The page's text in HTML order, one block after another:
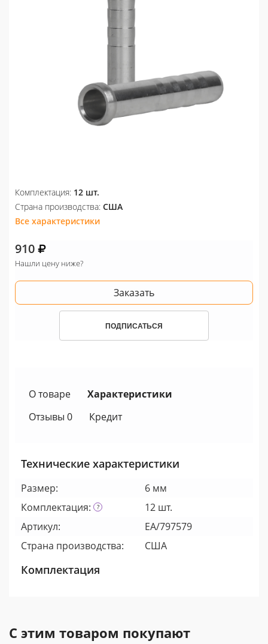
Комплектация: 12 шт.
Страна производства: США
Все характеристики
910
Нашли цену ниже?
Заказать
ПОДПИСАТЬСЯ
О товаре
Характеристики
Отзывы 0
Кредит
Технические характеристики
Размер:
6 мм
Комплектация:
12 шт.
Артикул:
EA/797579
Страна производства:
США
Комплектация
С этим товаром покупают